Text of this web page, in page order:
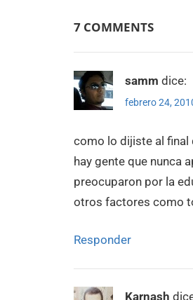
7 COMMENTS
samm dice:
febrero 24,
como lo dijiste al final
hay gente que nunca
preocuparon por la
otros factores como
Responder
Karnash